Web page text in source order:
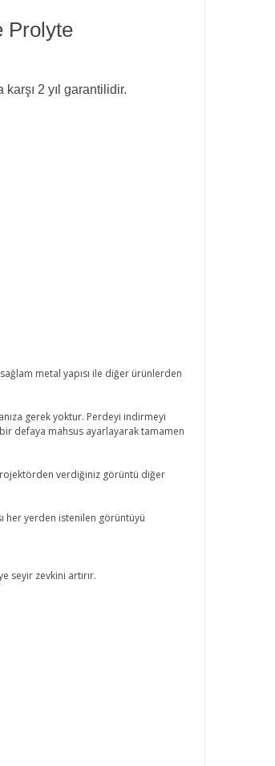
Prolyte
2 yıl garantilidir.
metal yapısı ile diğer ürünlerden
gerek yoktur. Perdeyi indirmeyi
defaya mahsus ayarlayarak tamamen
verdiğiniz görüntü diğer
her yerden istenilen görüntüyü
seyir zevkini artırır.